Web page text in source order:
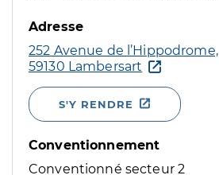
Adresse
252 Avenue de l’Hippodrome,
59130 Lambersart
S'Y RENDRE
Conventionnement
Conventionné secteur 2